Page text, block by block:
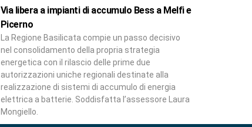
Via libera a impianti di accumulo Bess a Melfi e
Picerno
La Regione Basilicata compie un passo decisivo
nel consolidamento della propria strategia
energetica con il rilascio delle prime due
autorizzazioni uniche regionali destinate alla
realizzazione di sistemi di accumulo di energia
elettrica a batterie. Soddisfatta l’assessore Laura
Mongiello.